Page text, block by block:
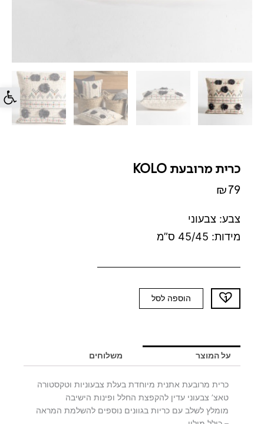
פתח
כרית מרובעת KOLO
₪79
צבע: צבעוני
מידות: 45/45 ס”מ
כמות
של
KOLO
הוספה לסל
על המוצר משלוחים
כרית מרובעת אתנית מיוחדת בעלת צבעוניות וטקסטורה
טאצ’ צבעוני עדין להקפצת החלל ופינות הישיבה
מומלץ לשלב עם כריות בגוונים נוספים להשלמת המראה